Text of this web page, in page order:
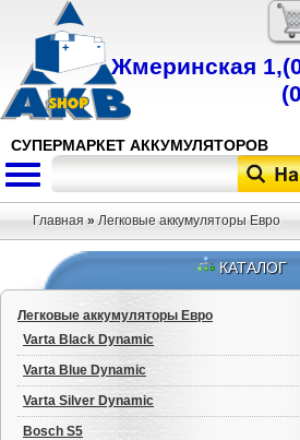
СУПЕРМАРКЕТ АККУМУЛЯТОРОВ
Жмеринская 1,
Главная » Легковые аккумуляторы Евро
КАТАЛОГ
Легковые аккумуляторы Евро
Varta Black Dynamic
Varta Blue Dynamic
Varta Silver Dynamic
Bosch S5